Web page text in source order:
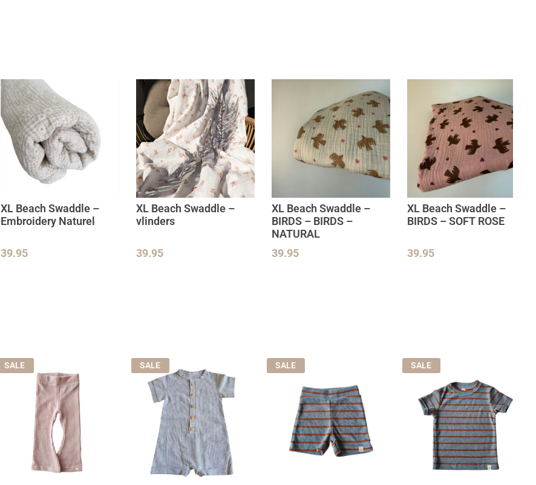
XL Beach Swaddle –
Embroidery Naturel
39.95
XL Beach Swaddle –
vlinders
39.95
XL Beach Swaddle –
BIRDS – BIRDS –
NATURAL
39.95
XL Beach Swaddle –
BIRDS – SOFT ROSE
39.95
SALE SALE SALE SALE